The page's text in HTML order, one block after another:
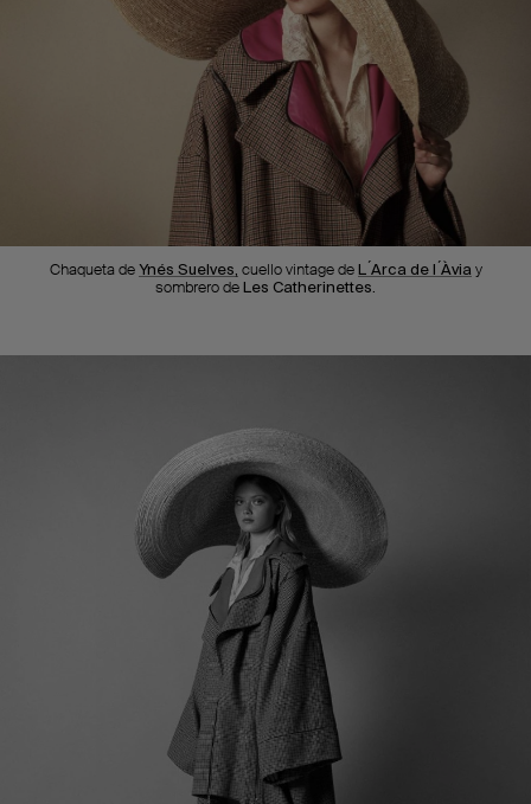
Chaqueta deYnés Suelves, cuello vintage deL ́Arca de l ́Àvia y
sombrero deLes Catherinettes.